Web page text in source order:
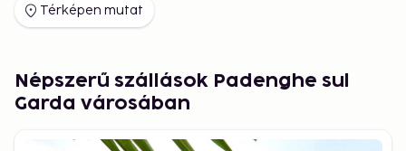
Térképen mutat
Népszerű szállások Padenghe sul
Garda városában